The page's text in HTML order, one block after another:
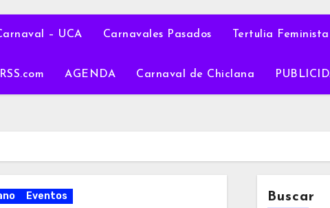
– UCA Carnavales Pasados Tertulia
AGENDA Carnaval de Chiclana
Eventos Buscar